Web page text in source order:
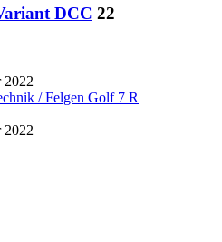
DCC 22
2022
/ Felgen Golf 7 R
2022